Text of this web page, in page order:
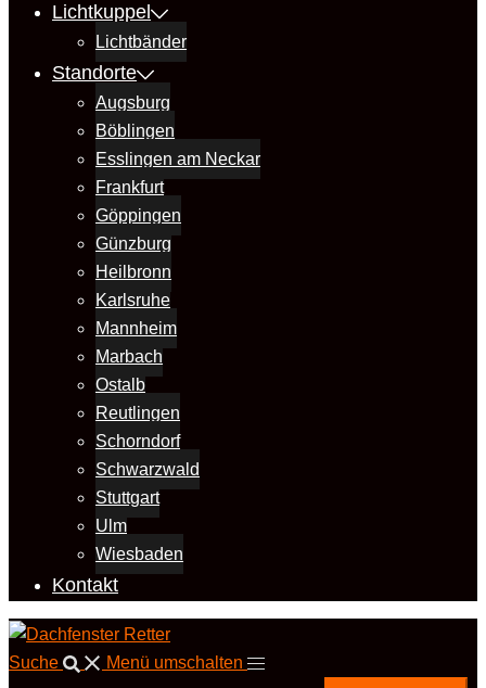
Lichtkuppel
Lichtbänder
Standorte
Augsburg
Böblingen
Esslingen am Neckar
Frankfurt
Göppingen
Günzburg
Heilbronn
Karlsruhe
Mannheim
Marbach
Ostalb
Reutlingen
Schorndorf
Schwarzwald
Stuttgart
Ulm
Wiesbaden
Kontakt
Suche Menü umschalten